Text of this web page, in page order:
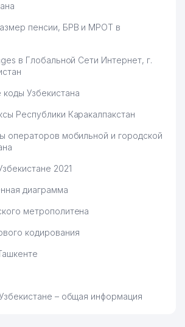
пенсии, БРВ и МРОТ в
в Глобальной Сети Интернет, г.
Узбекистана
Республики Каракалпакстан
операторов мобильной и городской
2021
диаграмма
метрополитена
кодирования
– общая информация